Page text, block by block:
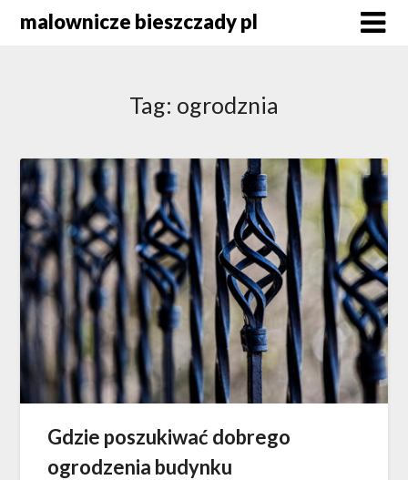
malownicze bieszczady pl
Tag: ogrodznia
Gdzie poszukiwać dobrego
ogrodzenia budynku